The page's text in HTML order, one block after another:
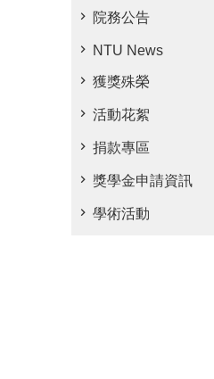
院務公告
NTU News
獲獎殊榮
活動花絮
捐款專區
獎學金申請資訊
學術活動